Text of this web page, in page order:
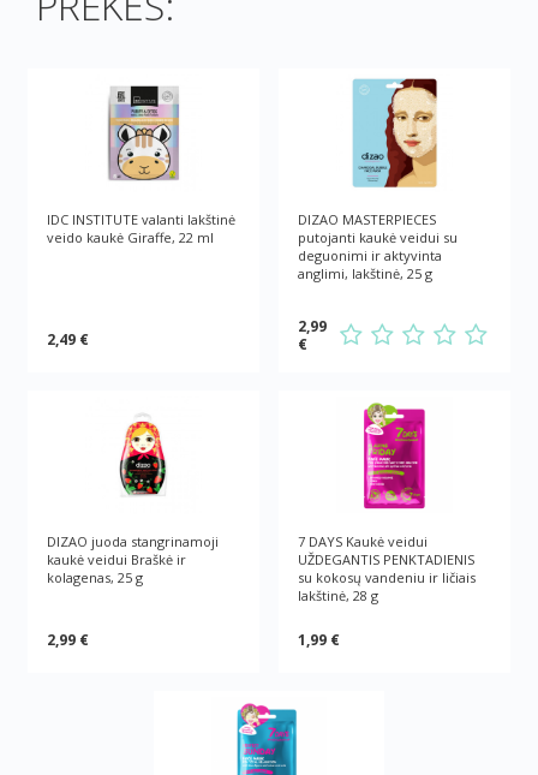
IDC INSTITUTE valanti lakštinė
veido kaukė Giraffe, 22 ml
2,49 €
DIZAO MASTERPIECES
putojanti kaukė veidui su
deguonimi ir aktyvinta
anglimi, lakštinė, 25 g
2,99
€
DIZAO juoda stangrinamoji
kaukė veidui Braškė ir
kolagenas, 25 g
2,99 €
7 DAYS Kaukė veidui
UŽDEGANTIS PENKTADIENIS
su kokosų vandeniu ir ličiais
lakštinė, 28 g
1,99 €